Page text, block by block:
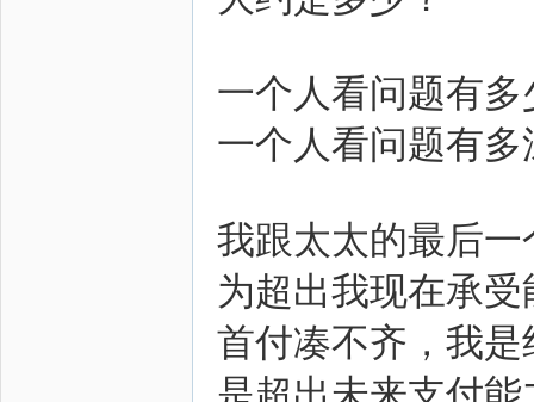
一个人看问题有
一个人看问题有
我跟太太的最后
为超出我现在承
首付凑不齐，我